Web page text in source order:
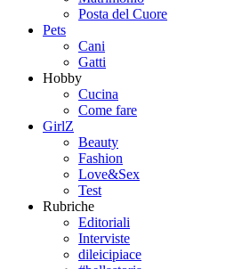
Posta del Cuore
Pets
Cani
Gatti
Hobby
Cucina
Come fare
GirlZ
Beauty
Fashion
Love&Sex
Test
Rubriche
Editoriali
Interviste
dileicipiace